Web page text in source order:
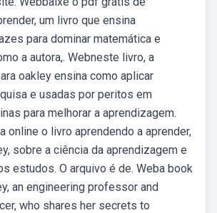
um livro que ensina
para dominar matemática e
a autora,. Webneste livro, a
oakley ensina como aplicar
e usadas por peritos em
para melhorar a aprendizagem.
online o livro aprendendo a aprender,
sobre a ciência da aprendizagem e
estudos. O arquivo é de. Weba book
an engineering professor and
who shares her secrets to